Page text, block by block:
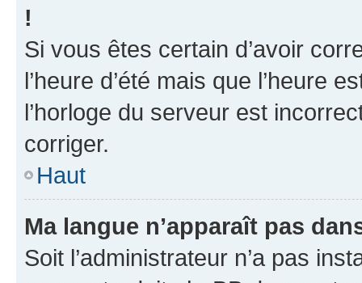
!
Si vous êtes certain d’avoir
l’heure d’été mais que l’heure
l’horloge du serveur est
corriger.
Haut
Ma langue n’apparaît pas
Soit l’administrateur n’a pas